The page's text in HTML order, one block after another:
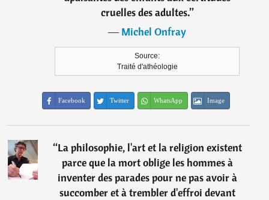
cruelles des adultes.”
―Michel Onfray
Source:
Traité d'athéologie
Facebook Twitter WhatsApp Image
“La philosophie, l'art et la religion existent
parce que la mort oblige les hommes à
inventer des parades pour ne pas avoir à
succomber et à trembler d'effroi devant